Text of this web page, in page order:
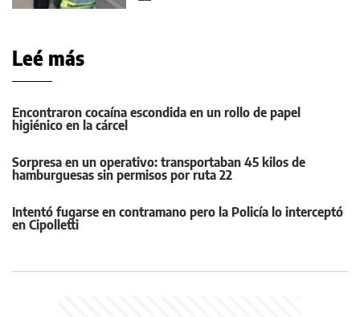
Leé más
Encontraron cocaína escondida en un rollo de papel
higiénico en la cárcel
Sorpresa en un operativo: transportaban 45 kilos de
hamburguesas sin permisos por ruta 22
Intentó fugarse en contramano pero la Policía lo interceptó
en Cipolletti